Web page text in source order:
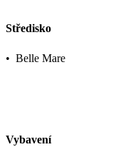
Středisko
• Belle Mare
Vybavení